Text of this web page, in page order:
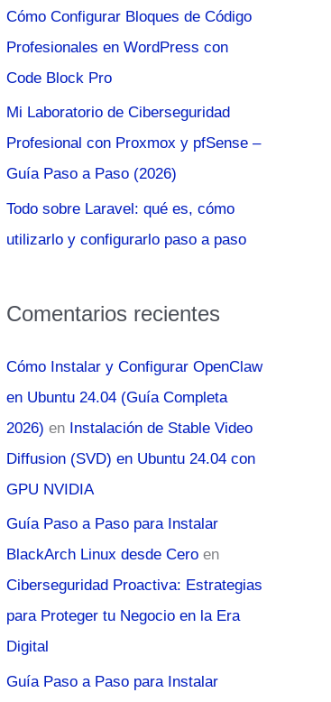
:
Cómo Configurar Bloques de Código
Profesionales en WordPress con
Code Block Pro
Mi Laboratorio de Ciberseguridad
Profesional con Proxmox y pfSense –
Guía Paso a Paso (2026)
Todo sobre Laravel: qué es, cómo
utilizarlo y configurarlo paso a paso
Comentarios recientes
Cómo Instalar y Configurar OpenClaw
en Ubuntu 24.04 (Guía Completa
2026) en Instalación de Stable Video
Diffusion (SVD) en Ubuntu 24.04 con
GPU NVIDIA
Guía Paso a Paso para Instalar
BlackArch Linux desde Cero en
Ciberseguridad Proactiva: Estrategias
para Proteger tu Negocio en la Era
Digital
Guía Paso a Paso para Instalar